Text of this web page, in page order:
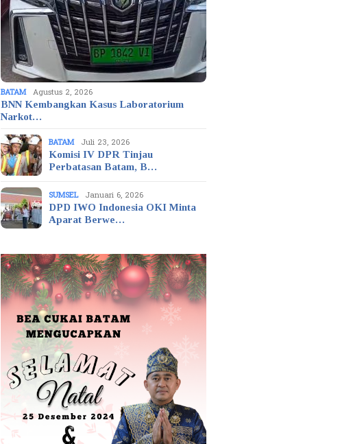
BATAM Agustus 2, 2026
BNN Kembangkan Kasus Laboratorium
Narkot…
BATAM Juli 23, 2026
Komisi IV DPR Tinjau
Perbatasan Batam, B…
SUMSEL Januari 6, 2026
DPD IWO Indonesia OKI Minta
Aparat Berwe…